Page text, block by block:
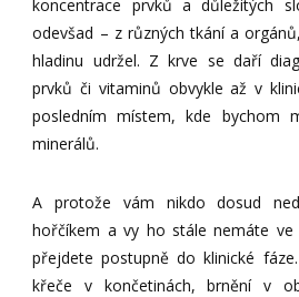
koncentrace prvků a důležitých
odevšad – z různých tkání a
hladinu udržel. Z krve se daří
prvků či vitaminů obvykle až v
posledním místem, kde bychom
minerálů.
A protože vám nikdo dosud
hořčíkem a vy ho stále nemáte
přejdete postupně do klinické
křeče v končetinách, brnění v